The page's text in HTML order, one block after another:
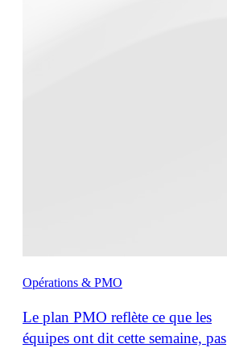
Opérations & PMO
Le plan PMO reflète ce que les
équipes ont dit cette semaine, pas